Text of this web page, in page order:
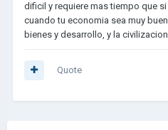
dificil y requiere mas tiempo que
cuando tu economia sea muy
bienes y desarrollo, y la
Quote